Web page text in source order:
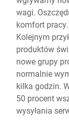
wagi.
komfort pracy.
Kolejnym
produktów
nowe grupy
normalnie
kilka godzin.
50 procent
wysyłania